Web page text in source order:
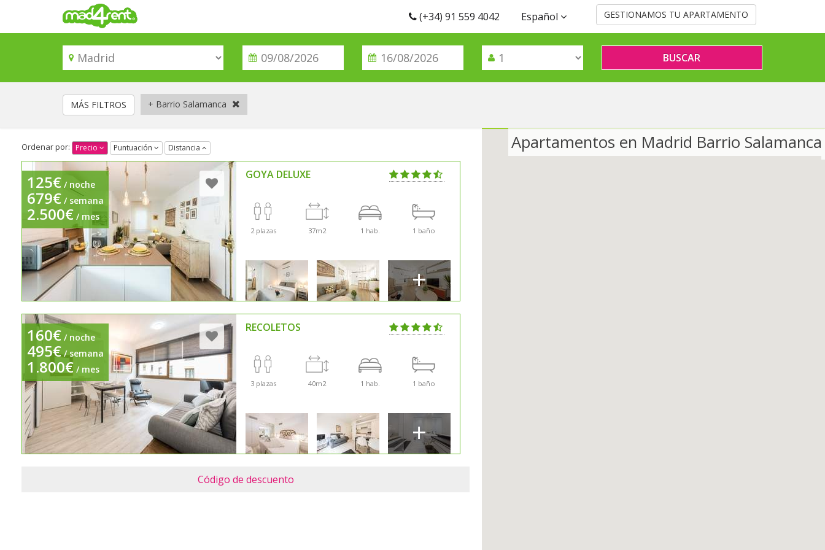
(+34) 91 559 4042 Español
MÁS FILTROS + Barrio Salamanca
Ordenar por: Precio Puntuación Distancia
125€ / noche
679€ / semana
2.500€ / mes
GOYA DELUXE
2 plazas 37m2 1 hab. 1 baño
+
160€ / noche
495€ / semana
1.800€ / mes
RECOLETOS
3 plazas 40m2 1 hab. 1 baño
+
Código de descuento
Apartamentos en Madrid Barrio Salamanca